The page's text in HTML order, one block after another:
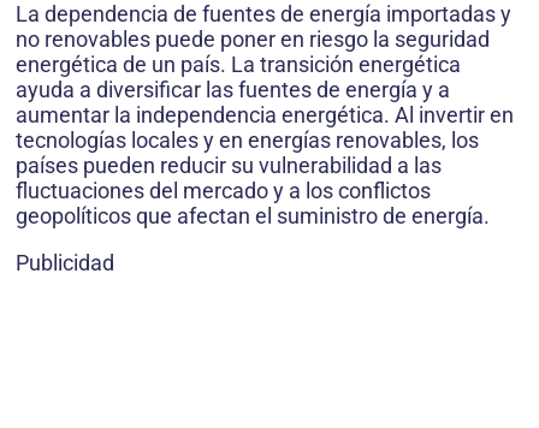
La dependencia de fuentes de energía importadas y
no renovables puede poner en riesgo la seguridad
energética de un país. La transición energética
ayuda a diversificar las fuentes de energía y a
aumentar la independencia energética. Al invertir en
tecnologías locales y en energías renovables, los
países pueden reducir su vulnerabilidad a las
fluctuaciones del mercado y a los conflictos
geopolíticos que afectan el suministro de energía.
Publicidad